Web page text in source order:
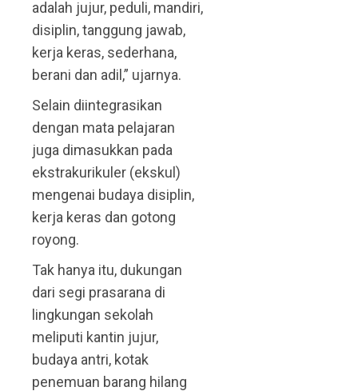
adalah jujur, peduli, mandiri,
disiplin, tanggung jawab,
kerja keras, sederhana,
berani dan adil,” ujarnya.
Selain diintegrasikan
dengan mata pelajaran
juga dimasukkan pada
ekstrakurikuler (ekskul)
mengenai budaya disiplin,
kerja keras dan gotong
royong.
Tak hanya itu, dukungan
dari segi prasarana di
lingkungan sekolah
meliputi kantin jujur,
budaya antri, kotak
penemuan barang hilang